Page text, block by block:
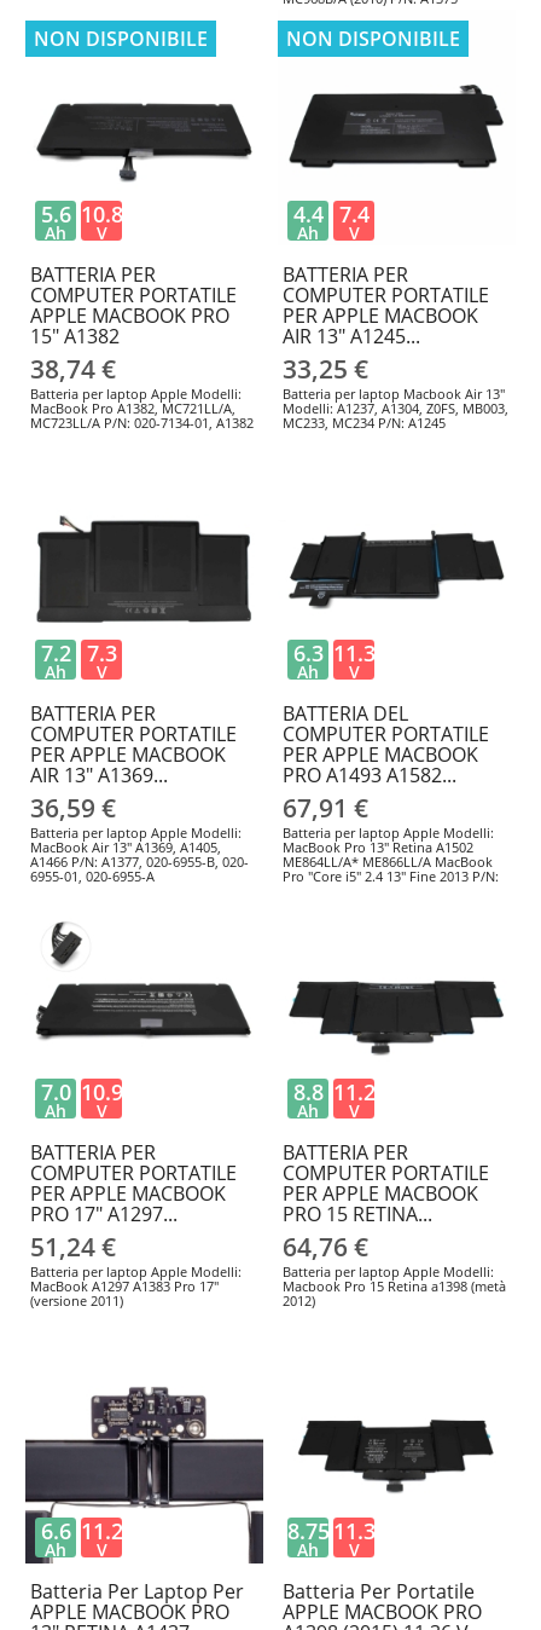
BATTERIA PER
COMPUTER PORTATILE
APPLE MACBOOK PRO
15" A1382
38,74 €
Batteria per laptop Apple Modelli:
MacBook Pro A1382, MC721LL/A,
MC723LL/A P/N: 020-7134-01, A1382
5.6
Ah
10.8
V
NON DISPONIBILE
BATTERIA PER
COMPUTER PORTATILE
PER APPLE MACBOOK
AIR 13" A1245...
33,25 €
Batteria per laptop Macbook Air 13"
Modelli: A1237, A1304, Z0FS, MB003,
MC233, MC234 P/N: A1245
4.4
Ah
7.4
V
NON DISPONIBILE
BATTERIA PER
COMPUTER PORTATILE
PER APPLE MACBOOK
AIR 13" A1369...
36,59 €
Batteria per laptop Apple Modelli:
MacBook Air 13" A1369, A1405,
A1466 P/N: A1377, 020-6955-B, 020-
6955-01, 020-6955-A
7.2
Ah
7.3
V
BATTERIA DEL
COMPUTER PORTATILE
PER APPLE MACBOOK
PRO A1493 A1582...
67,91 €
Batteria per laptop Apple Modelli:
MacBook Pro 13" Retina A1502
ME864LL/A* ME866LL/A MacBook
Pro "Core i5" 2.4 13" Fine 2013 P/N:
6.3
Ah
11.34
V
BATTERIA PER
COMPUTER PORTATILE
PER APPLE MACBOOK
PRO 17" A1297...
51,24 €
Batteria per laptop Apple Modelli:
MacBook A1297 A1383 Pro 17"
(versione 2011)
7.0
Ah
10.95
V
BATTERIA PER
COMPUTER PORTATILE
PER APPLE MACBOOK
PRO 15 RETINA...
64,76 €
Batteria per laptop Apple Modelli:
Macbook Pro 15 Retina a1398 (metà
2012)
8.8
Ah
11.26
V
Batteria Per Laptop Per
APPLE MACBOOK PRO
6.6
Ah
11.21
V
Batteria Per Portatile
APPLE MACBOOK PRO
8.755
Ah
11.36
V